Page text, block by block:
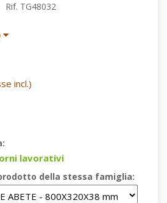
Rif. TG48032
incl.)
lavorativi
della stessa famiglia: